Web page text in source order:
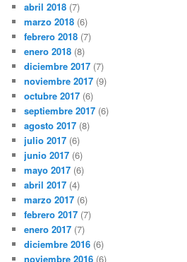
abril 2018 (7)
marzo 2018 (6)
febrero 2018 (7)
enero 2018 (8)
diciembre 2017 (7)
noviembre 2017 (9)
octubre 2017 (6)
septiembre 2017 (6)
agosto 2017 (8)
julio 2017 (6)
junio 2017 (6)
mayo 2017 (6)
abril 2017 (4)
marzo 2017 (6)
febrero 2017 (7)
enero 2017 (7)
diciembre 2016 (6)
noviembre 2016 (6)